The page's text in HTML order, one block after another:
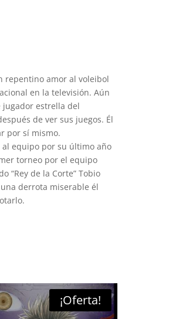
repentino amor al voleibol
en la televisión. Aún
jugador estrella del
de ver sus juegos. Él
por sí mismo.
equipo por su último año
torneo por el equipo
“Rey de la Corte” Tobio
derrota miserable él
¡Oferta!